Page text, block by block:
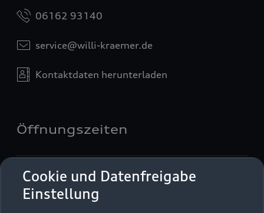
Cookie und Datenfreigabe
Einstellung
06162 93140
service@willi-kraemer.de
Kontaktdaten herunterladen
Öffnungszeiten
Service
Geschlossen
Samstag 07:00